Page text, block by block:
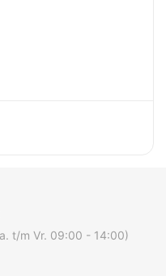
t/m Vr. 09:00 - 14:00)